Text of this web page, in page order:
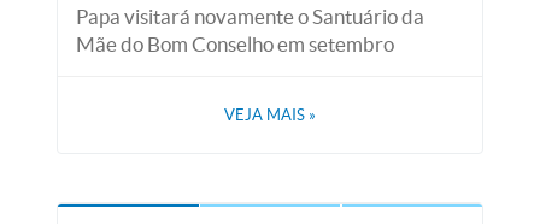
Papa visitará novamente o Santuário da
Mãe do Bom Conselho em setembro
VEJA MAIS »